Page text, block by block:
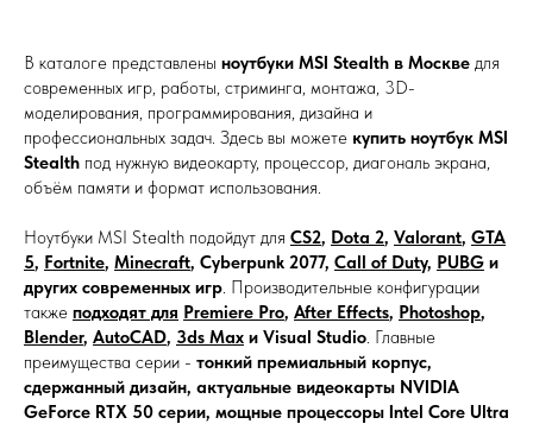
В каталоге представлены ноутбуки MSI Stealth в Москве для
современных игр, работы, стриминга, монтажа, 3D-
моделирования, программирования, дизайна и
профессиональных задач. Здесь вы можете купить ноутбук MSI
Stealth под нужную видеокарту, процессор, диагональ экрана,
объём памяти и формат использования.
Ноутбуки MSI Stealth подойдут для CS2, Dota 2, Valorant, GTA
5, Fortnite, Minecraft, Cyberpunk 2077, Call of Duty, PUBG и
других современных игр. Производительные конфигурации
также подходят для Premiere Pro, After Effects, Photoshop,
Blender, AutoCAD, 3ds Max и Visual Studio. Главные
преимущества серии - тонкий премиальный корпус,
сдержанный дизайн, актуальные видеокарты NVIDIA
GeForce RTX 50 серии, мощные процессоры Intel Core Ultra